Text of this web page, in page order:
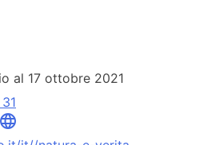
al 17 ottobre 2021
language